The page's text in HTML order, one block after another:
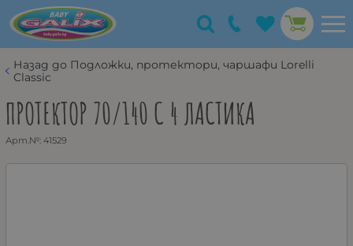
Назад до Подложки, протектори, чаршафи Lorelli
Classic
ПРОТЕКТОР 70/140 С 4 ЛАСТИКА
Арт.№: 41529